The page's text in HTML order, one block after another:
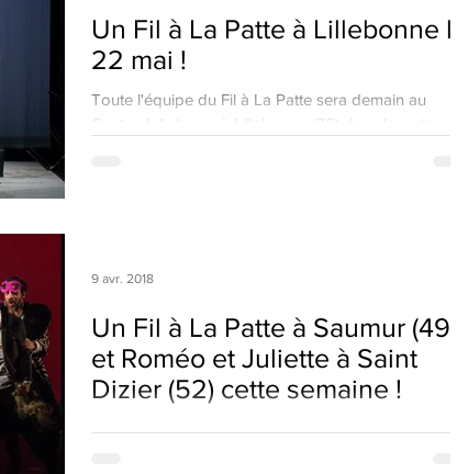
Un Fil à La Patte à Lillebonne le
22 mai !
Toute l'équipe du Fil à La Patte sera demain au
Centre Juliobona, à Lillebonne (76) dans le cadre du
Un Fil à La Patte à Saumur (49)
et Roméo et Juliette à Saint
Dizier (52) cette semaine !
Retrouvez Un Fil à La Patte au Dôme à Saumur à 20h,
9 avr. 2018